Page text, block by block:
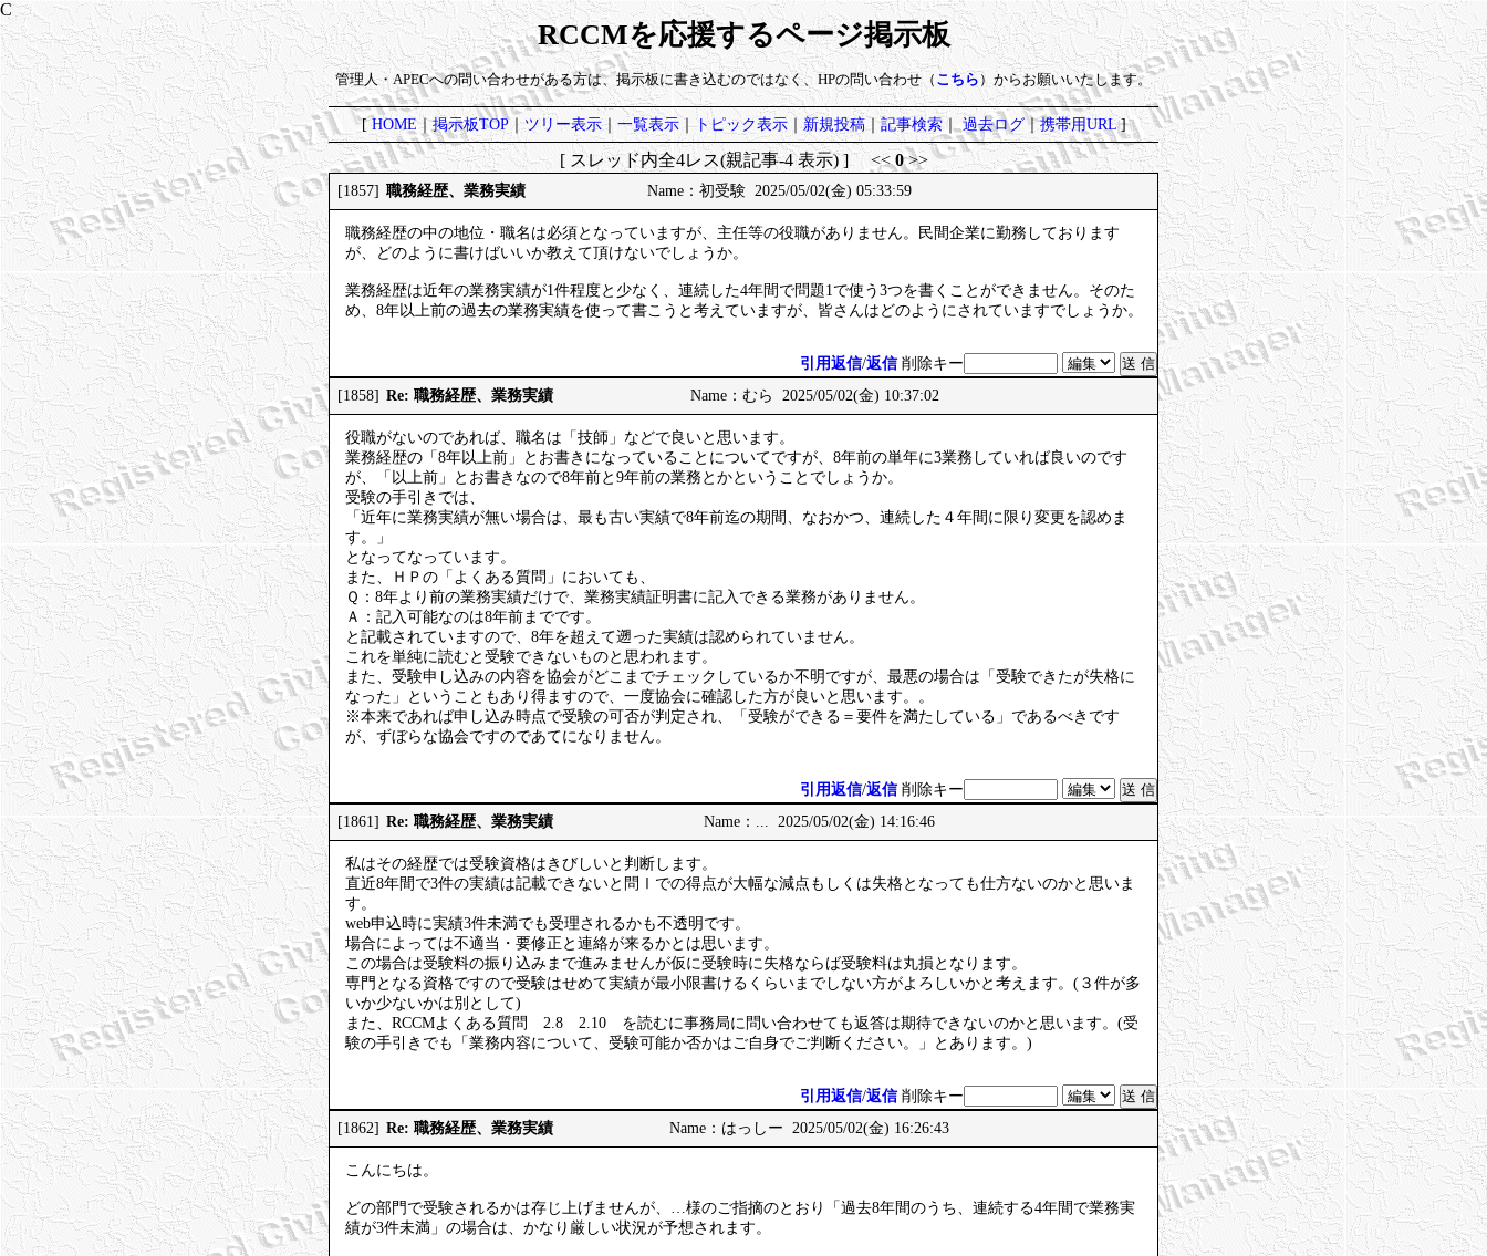
RCCMを応援するページ掲示板
管理人・APECへの問い合わせがある方は、掲示板に書き込むのではなく、HPの問い合わせ（ こちら ）からお願いいたします。
[HOME｜掲示板TOP｜ツリー表示｜ 一覧表示｜トピック表示｜ 新規投稿｜記事検索｜ 過去ログ｜携帯用URL]
[ スレッド内全4レス(親記事-4 表示) ] <<0>>
[1857] 職務経歴、業務実績 Name：初受験 2025/05/02(金) 05:33:59
職務経歴の中の地位・職名は必須となっていますが、主任等の役職がありません。民間企業に勤務しております
が、どのように書けばいいか教えて頂けないでしょうか。
業務経歴は近年の業務実績が1件程度と少なく、連続した4年間で問題1で使う3つを書くことができません。そのた
め、8年以上前の過去の業務実績を使って書こうと考えていますが、皆さんはどのようにされていますでしょうか。
引用返信/返信 削除キー
[1858] Re: 職務経歴、業務実績 Name：むら 2025/05/02(金) 10:37:02
役職がないのであれば、職名は「技師」などで良いと思います。
業務経歴の「8年以上前」とお書きになっていることについてですが、8年前の単年に3業務していれば良いのです
が、「以上前」とお書きなので8年前と9年前の業務とかということでしょうか。
受験の手引きでは、
「近年に業務実績が無い場合は、最も古い実績で8年前迄の期間、なおかつ、連続した４年間に限り変更を認めま
す。」
となってなっています。
また、ＨＰの「よくある質問」においても、
Ｑ：8年より前の業務実績だけで、業務実績証明書に記入できる業務がありません。
Ａ：記入可能なのは8年前までです。
と記載されていますので、8年を超えて遡った実績は認められていません。
これを単純に読むと受験できないものと思われます。
また、受験申し込みの内容を協会がどこまでチェックしているか不明ですが、最悪の場合は「受験できたが失格に
なった」ということもあり得ますので、一度協会に確認した方が良いと思います。。
※本来であれば申し込み時点で受験の可否が判定され、「受験ができる＝要件を満たしている」であるべきです
が、ずぼらな協会ですのであてになりません。
引用返信/返信 削除キー
[1861] Re: 職務経歴、業務実績 Name：... 2025/05/02(金) 14:16:46
私はその経歴では受験資格はきびしいと判断します。
直近8年間で3件の実績は記載できないと問Ⅰでの得点が大幅な減点もしくは失格となっても仕方ないのかと思いま
す。
web申込時に実績3件未満でも受理されるかも不透明です。
場合によっては不適当・要修正と連絡が来るかとは思います。
この場合は受験料の振り込みまで進みませんが仮に受験時に失格ならば受験料は丸損となります。
専門となる資格ですので受験はせめて実績が最小限書けるくらいまでしない方がよろしいかと考えます。(３件が多
いか少ないかは別として)
また、RCCMよくある質問 2.8 2.10 を読むに事務局に問い合わせても返答は期待できないのかと思います。(受
験の手引きでも「業務内容について、受験可能か否かはご自身でご判断ください。」とあります。)
引用返信/返信 削除キー
[1862] Re: 職務経歴、業務実績 Name：はっしー 2025/05/02(金) 16:26:43
こんにちは。
どの部門で受験されるかは存じ上げませんが、…様のご指摘のとおり「過去8年間のうち、連続する4年間で業務実
績が3件未満」の場合は、かなり厳しい状況が予想されます。